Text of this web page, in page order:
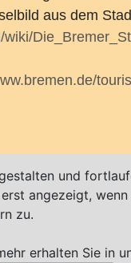
aus dem
Cookies erlaubt!
| AGB
und
angezeigt,
zu.
erhalten Sie in